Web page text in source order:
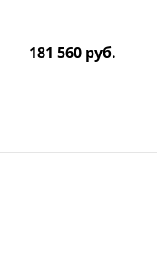
181 560 руб.